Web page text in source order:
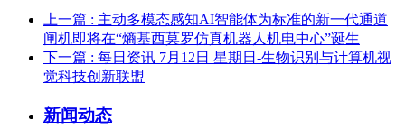
上一篇 : 主动多模态感知AI智能体为标准的新一代通道
闸机即将在“熵基西莫罗仿真机器人机电中心”诞生
下一篇 : 每日资讯 7月12日 星期日-生物识别与计算机视
觉科技创新联盟
新闻动态